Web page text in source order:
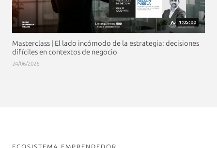
1:05:00
Masterclass | El lado incómodo de la estrategia: decisiones
difíciles en contextos de negocio
24/06/2026